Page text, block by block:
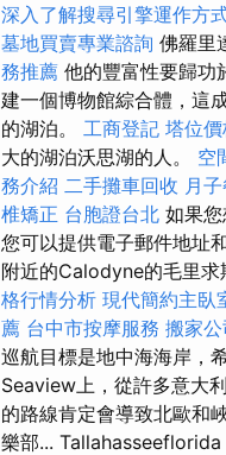
深入了解搜尋引擎運作方
墓地買賣專業諮詢 佛羅里
務推薦 他的豐富性要歸功
建一個博物館綜合體，這
的湖泊。 工商登記 塔位
大的湖泊沃思湖的人。 空
務介紹 二手攤車回收 月
椎矯正 台胞證台北 如果
您可以提供電子郵件地址
附近的Calodyne的毛里
格行情分析 現代簡約主臥
薦 台中市按摩服務 搬家
巡航目標是地中海海岸，
Seaview上，從許多意大
的路線肯定會導致北歐和
樂部...